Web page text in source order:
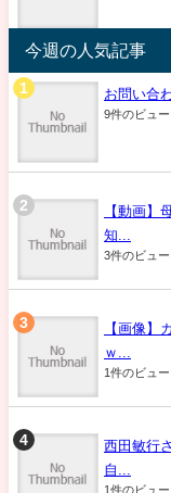
今週の人気記事
お問い合
9件のビュー
【動画】
知...
3件のビュー
【画像】
ｗ...
1件のビュー
西田敏行
自...
1件のビュー